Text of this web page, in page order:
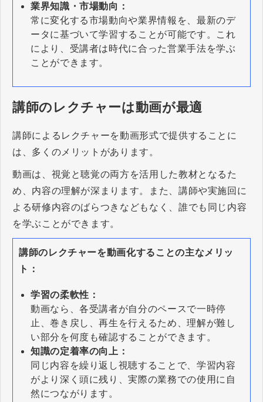
業界知識・市場動向：
常に変化する市場動向や業界情報を、最新のデ
ータに基づいて学習することが可能です。これ
により、受講者は時代に合った営業手法を学ぶ
ことができます。
講師のレクチャーは動画が最適
講師によるレクチャーを動画形式で提供することに
は、多くのメリットがあります。
動画は、視覚と聴覚の両方を活用した教材となるた
め、内容の理解が深まります。また、講師や実施回に
よる研修内容のばらつきなどもなく、誰でも同じ内容
を学ぶことができます。
講師のレクチャーを動画化することの主なメリッ
ト：
学習の柔軟性：
動画なら、各受講者が自分のペースで一時停
止、巻き戻し、再生を行えるため、理解が難し
い部分を何度も確認することができます。
知識の定着率の向上：
同じ内容を繰り返し視聴することで、学習内容
がより深く頭に残り、実際の業務での使用に自
然につながります。